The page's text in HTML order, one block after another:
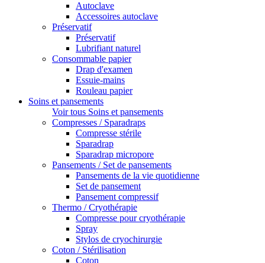
Autoclave
Accessoires autoclave
Préservatif
Préservatif
Lubrifiant naturel
Consommable papier
Drap d'examen
Essuie-mains
Rouleau papier
Soins et pansements
Voir tous Soins et pansements
Compresses / Sparadraps
Compresse stérile
Sparadrap
Sparadrap micropore
Pansements / Set de pansements
Pansements de la vie quotidienne
Set de pansement
Pansement compressif
Thermo / Cryothérapie
Compresse pour cryothérapie
Spray
Stylos de cryochirurgie
Coton / Stérilisation
Coton